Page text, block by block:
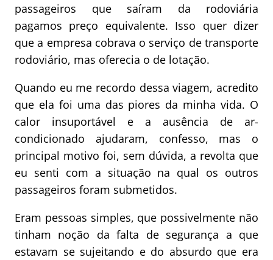
passageiros que saíram da rodoviária
pagamos preço equivalente. Isso quer dizer
que a empresa cobrava o serviço de transporte
rodoviário, mas oferecia o de lotação.
Quando eu me recordo dessa viagem, acredito
que ela foi uma das piores da minha vida. O
calor insuportável e a ausência de ar-
condicionado ajudaram, confesso, mas o
principal motivo foi, sem dúvida, a revolta que
eu senti com a situação na qual os outros
passageiros foram submetidos.
Eram pessoas simples, que possivelmente não
tinham noção da falta de segurança a que
estavam se sujeitando e do absurdo que era